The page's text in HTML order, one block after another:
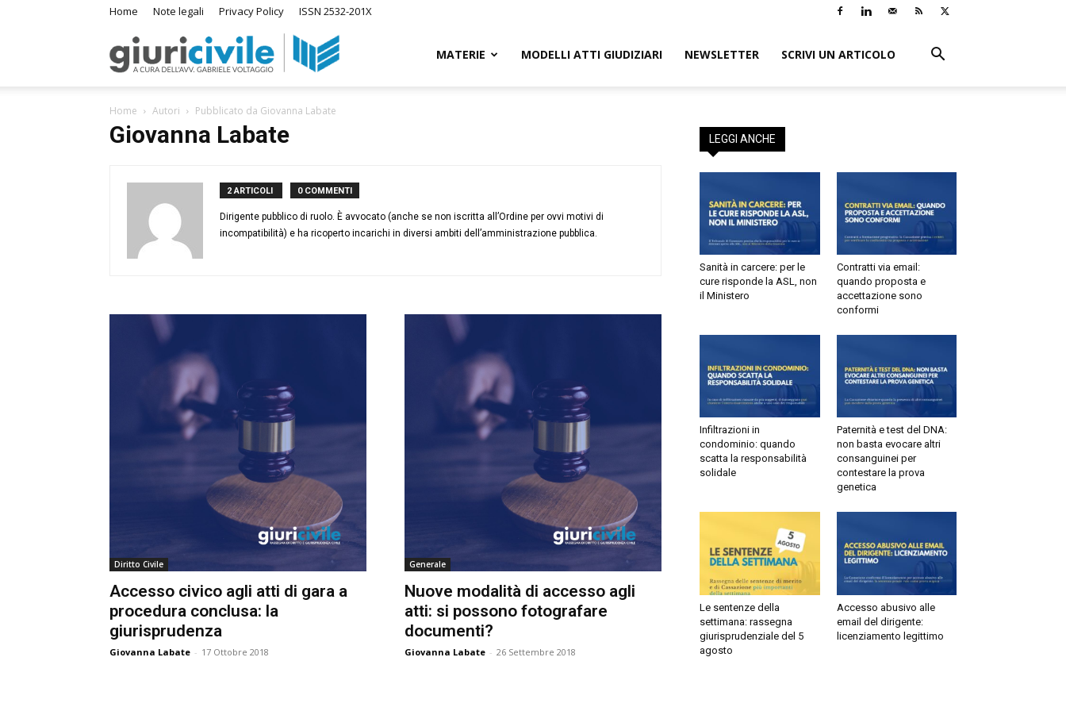
Home Note legali Privacy Policy ISSN 2532-201X
GiuriCivile.it
Rassegna
Civile
MATERIE MODELLI ATTI GIUDIZIARI NEWSLETTER SCRIVI UN ARTICOLO
Home Autori Pubblicato da Giovanna Labate
Giovanna Labate
2 ARTICOLI 0 COMMENTI
Dirigente pubblico di ruolo. È avvocato (anche se non iscritta all’Ordine per ovvi motivi di
incompatibilità) e ha ricoperto incarichi in diversi ambiti dell’amministrazione pubblica.
Diritto Civile
Accesso civico agli atti di gara a
procedura conclusa: la
giurisprudenza
Giovanna Labate - 17 Ottobre 2018
Generale
Nuove modalità di accesso agli
atti: si possono fotografare
documenti?
Giovanna Labate - 26 Settembre 2018
LEGGI ANCHE
Sanità in carcere: per le
cure risponde la ASL, non
il Ministero
Contratti via email:
quando proposta e
accettazione sono
conformi
Infiltrazioni in
condominio: quando
scatta la responsabilità
solidale
Paternità e test del DNA:
non basta evocare altri
consanguinei per
contestare la prova
genetica
Le sentenze della
settimana: rassegna
giurisprudenziale del 5
agosto
Accesso abusivo alle
email del dirigente:
licenziamento legittimo